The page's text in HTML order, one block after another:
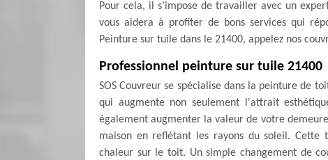
Pour cela, il s’impose de travailler avec un
vous aidera à profiter de bons services qui
Peinture sur tuile dans le 21400, appelez nos
Professionnel peinture sur tuile 21400
SOS Couvreur se spécialise dans la peinture de
qui augmente non seulement l'attrait
également augmenter la valeur de votre
maison en reflétant les rayons du soleil.
chaleur sur le toit. Un simple changement de